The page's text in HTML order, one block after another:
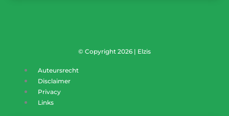
© Copyright 2026 | Elzis
Auteursrecht
Disclaimer
Privacy
Links